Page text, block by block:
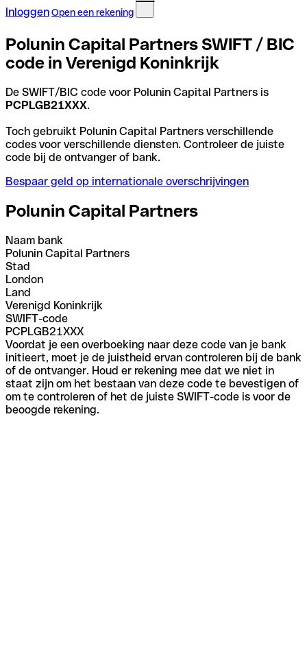
InloggenOpen een rekening
Polunin Capital Partners SWIFT / BIC
code in Verenigd Koninkrijk
De SWIFT/BIC code voor Polunin Capital Partners is
PCPLGB21XXX.
Toch gebruikt Polunin Capital Partners verschillende
codes voor verschillende diensten. Controleer de juiste
code bij de ontvanger of bank.
Bespaar geld op internationale overschrijvingen
Polunin Capital Partners
Naam bank
Polunin Capital Partners
Stad
London
Land
Verenigd Koninkrijk
SWIFT-code
PCPLGB21XXX
Voordat je een overboeking naar deze code van je bank
initieert, moet je de juistheid ervan controleren bij de bank
of de ontvanger. Houd er rekening mee dat we niet in
staat zijn om het bestaan van deze code te bevestigen of
om te controleren of het de juiste SWIFT-code is voor de
beoogde rekening.